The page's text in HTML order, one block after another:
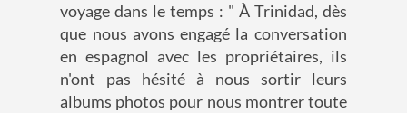
voyage dans le temps : " À Trinidad, dès
que nous avons engagé la conversation
en espagnol avec les propriétaires, ils
n'ont pas hésité à nous sortir leurs
albums photos pour nous montrer toute